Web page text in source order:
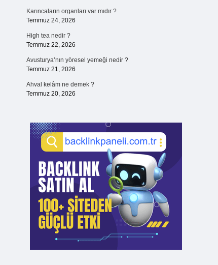
Karıncaların organları var mıdır ?
Temmuz 24, 2026
High tea nedir ?
Temmuz 22, 2026
Avusturya’nın yöresel yemeği nedir ?
Temmuz 21, 2026
Ahval kelâm ne demek ?
Temmuz 20, 2026